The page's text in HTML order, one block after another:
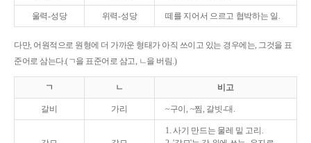
울력-성당 위력-성당 떼를 지어서 으르고 협박하는 일.
다만, 어원적으로 원형에 더 가까운 형태가 아직 쓰이고 있는 경우에는, 그것을 표
준어로 삼는다.(ㄱ을 표준어로 삼고, ㄴ을 버림.)
ㄱ ㄴ 비고
갈비 가리 ~구이, ~찜, 갈빗-대.
1. 사기 만드는 물레 밑 고리.